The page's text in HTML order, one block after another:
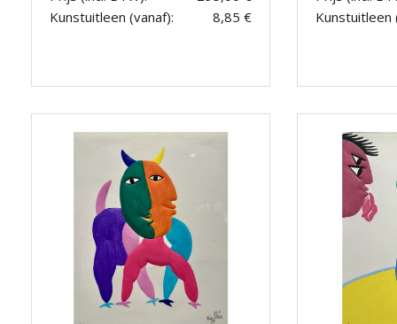
Kunstuitleen (vanaf):
8,85 €
Kunstuitleen